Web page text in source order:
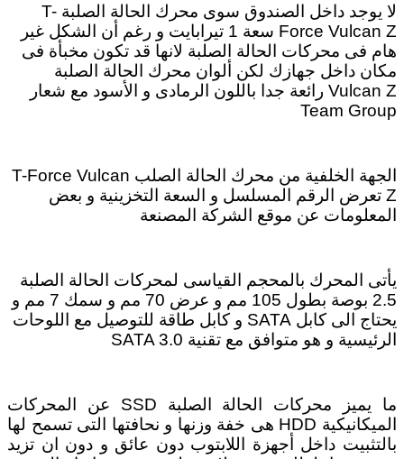
لا يوجد داخل الصندوق سوى محرك الحالة الصلبة T-
Force Vulcan Z سعة 1 تيرابايت و رغم أن الشكل غير
هام فى محركات الحالة الصلبة لانها قد تكون مخبأة فى
مكان داخل جهازك لكن ألوان محرك الحالة الصلبة
Vulcan Z رائعة جدا باللون الرمادى و الأسود مع شعار
Team Group
الجهة الخلفية من محرك الحالة الصلب T-Force Vulcan
Z تعرض الرقم المسلسل و السعة التخزينية و بعض
المعلومات عن موقع الشركة المصنعة
يأتى المحرك بالمحجم القياسى لمحركات الحالة الصلبة
2.5 بوصة بطول 105 مم و عرض 70 مم و سمك 7 مم و
يحتاج الى كابل SATA و كابل طاقة للتوصيل مع اللوحات
الرئيسية و هو متوافق مع تقنية SATA 3.0
ما يميز محركات الحالة الصلبة SSD عن المحركات
الميكانيكية HDD هى خفة وزنها و نحافتها التى تسمح لها
بالتثبيت داخل أجهزة اللابتوب دون عائق و دون ان تزيد